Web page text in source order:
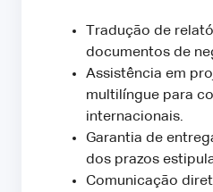
Tradução de
documentos de
Assistência em
multilíngue para
internacionais.
Garantia de
dos prazos
Comunicação